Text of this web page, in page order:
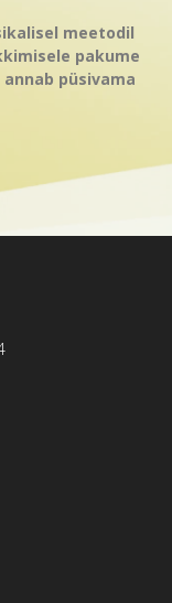
meetodil
pakume
püsivama